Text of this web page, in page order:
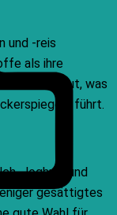
und -reis
als ihre
verdaut, was
führt.
Joghurt und
gesättigtes